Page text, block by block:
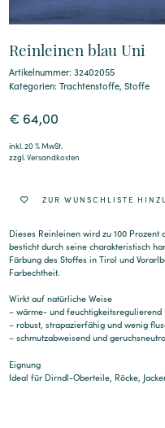
Reinleinen blau Uni
Artikelnummer: 32402055
Kategorien:Trachtenstoffe,Stoffe
€ 64,00
inkl. 20 % MwSt.
zzgl.Versandkosten
ZUR WUNSCHLISTE
Dieses Reinleinen wird zu 100
besticht durch seine charakteristisch
Färbung des Stoffes in Tirol und
Farbechtheit.
Wirkt auf natürliche Weise
– wärme- und feuchtigkeitsregulierend
– robust, strapazierfähig und wenig
– schmutzabweisend und
Eignung
Ideal für Dirndl-Oberteile, Röcke,